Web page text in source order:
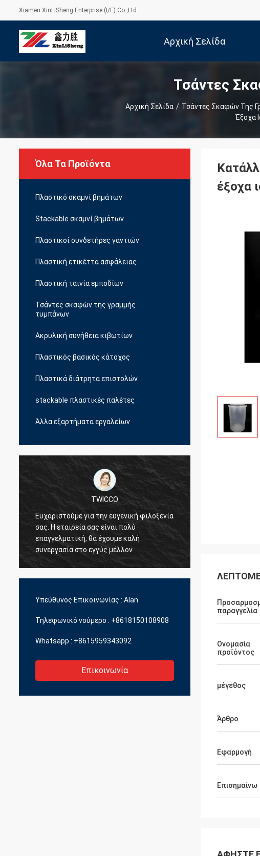
Xiamen XinLiSheng Enterprise (I/E) Co.,Ltd
Αρχική Σελίδα
Τσάντες
Αρχική Σελίδα / Τσάντες Σκαφών Της
Έξοχα
Όλα Τα Προϊόντα
Πλαστικό σκαμνί βημάτων
Stackable σκαμνί βημάτων
Πλαστικοί συνδετήρες γαντιών
Πλαστική ετικέττα ασφάλειας
Πλαστική ταινία εμποδίων
Τσάντες σκαφών της γραμμής
τυμπάνων
Ακρυλική συνήθεια κιβωτίων
Πλαστικός βασικός κάτοχος
Πλαστικά διάτρητα επιστολών
stackable πλαστικές παλέτες
Άλλα εξαρτήματα εργαλείων
TWICCO
Ευχαριστούμε για την ευγενική φιλοξενία
σας. Η εταιρεία σας είναι πολύ
επαγγελματική, θα έχουμε καλή
συνεργασία στο εγγύς μέλλον.
ποικιλίες των
Υπεύθυνος Επικοινωνίας : Alan
Τηλεφωνικό νούμερο : +8618150108908
Whatsapp : +8615959343092
Επικοινωνία
έξοχα
παραγγελία
Ονομασία
προϊόντος
μέγεθος
Άρθρο
Εφαρμογή
Επισημαίνω